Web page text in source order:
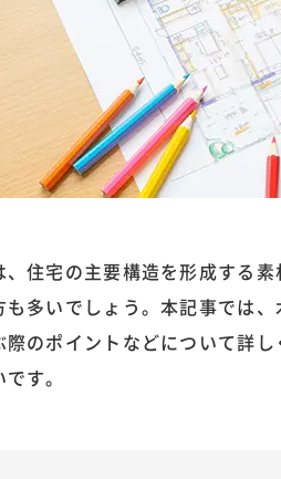
住宅の主要構造を形成する
多いでしょう。本記事では
のポイントなどについて詳
す。